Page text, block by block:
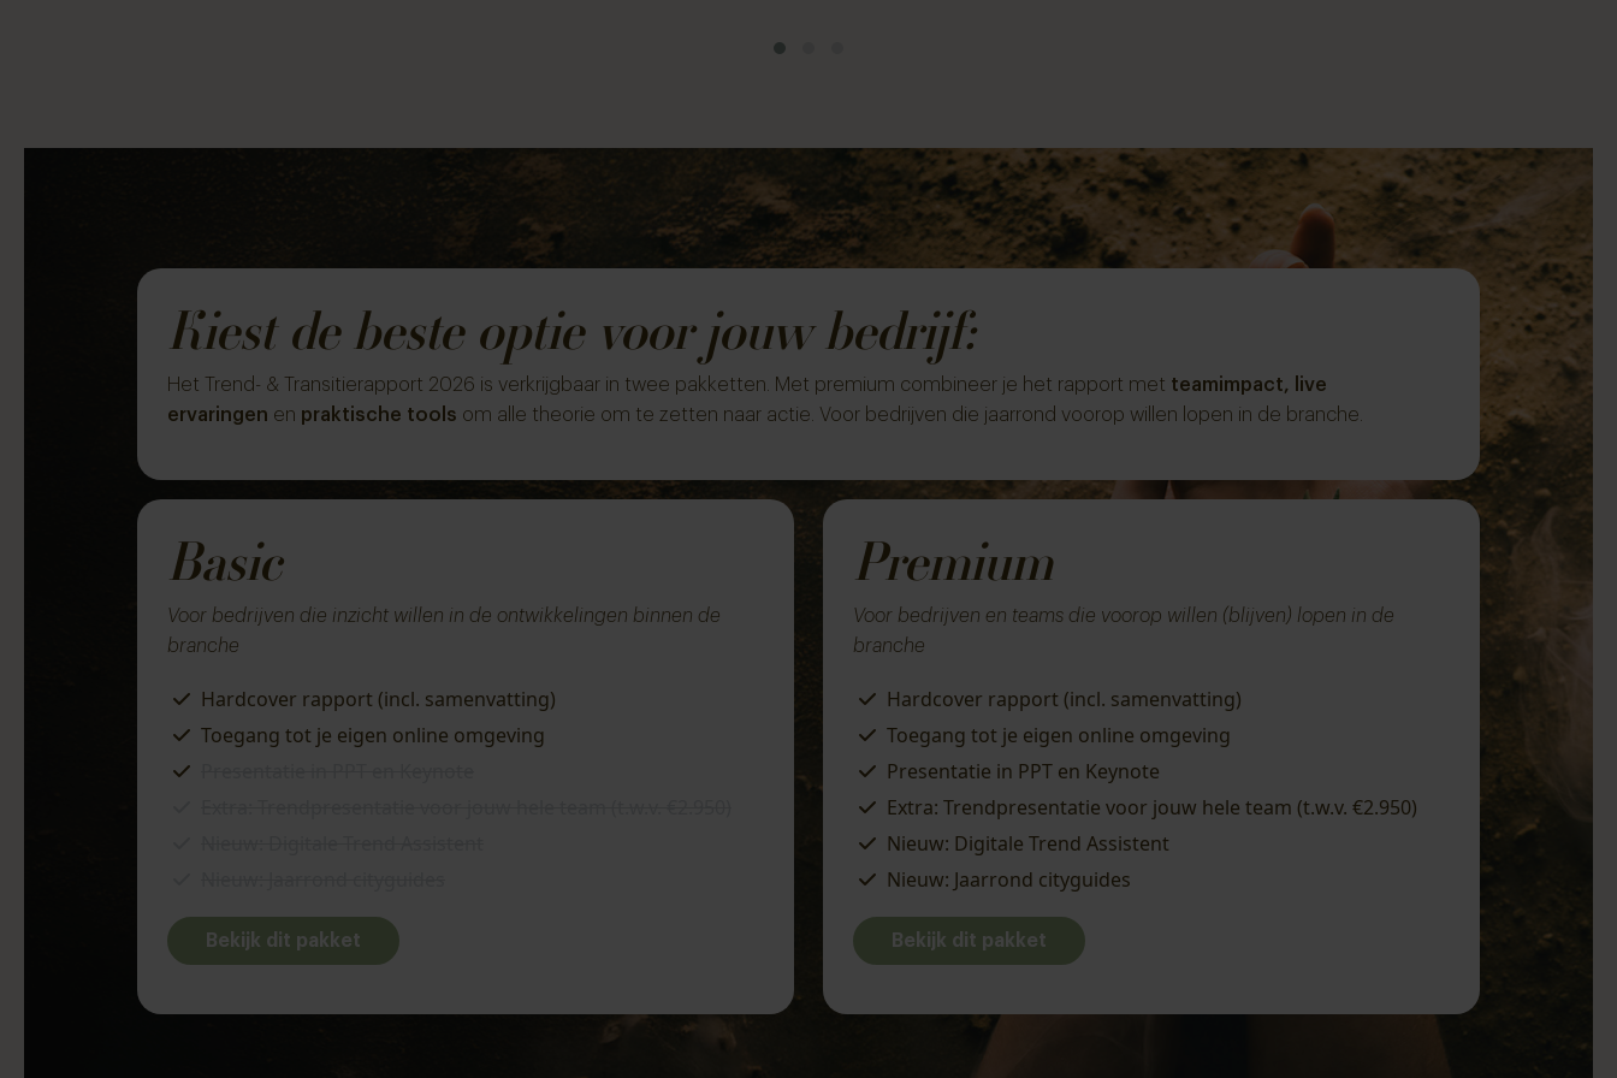
Kiest de beste optie voor jouw bedrijf:
Het Trend- & Transitierapport 2026 is verkrijgbaar in twee pakketten. Met premium combineer je het rapport met teamimpact, live
ervaringen en praktische tools om alle theorie om te zetten naar actie. Voor bedrijven die jaarrond voorop willen lopen in de branche.
Basic
Voor bedrijven die inzicht willen in de ontwikkelingen binnen de
branche
Hardcover rapport (incl. samenvatting)
Toegang tot je eigen online omgeving
Bekijk dit pakket
Premium
Voor bedrijven en teams die voorop willen (blijven) lopen in de
branche
Hardcover rapport (incl. samenvatting)
Toegang tot je eigen online omgeving
Presentatie in PPT en Keynote
Extra: Trendpresentatie voor jouw hele team (t.w.v. €2.950)
Nieuw: Digitale Trend Assistent
Nieuw: Jaarrond cityguides
Bekijk dit pakket